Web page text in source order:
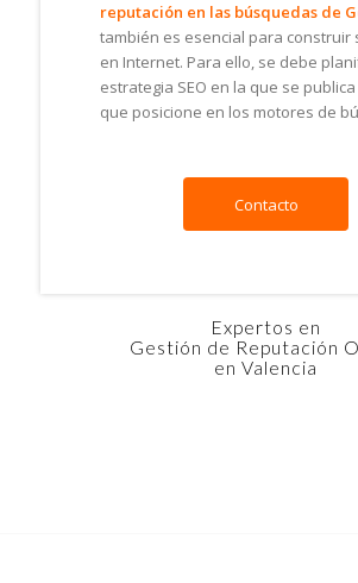
reputación en las búsquedas de
también es esencial para construir
en Internet. Para ello, se debe
estrategia SEO en la que se
que posicione en los motores de
Contacto
Expertos en
Gestión de Reputación
en Valencia